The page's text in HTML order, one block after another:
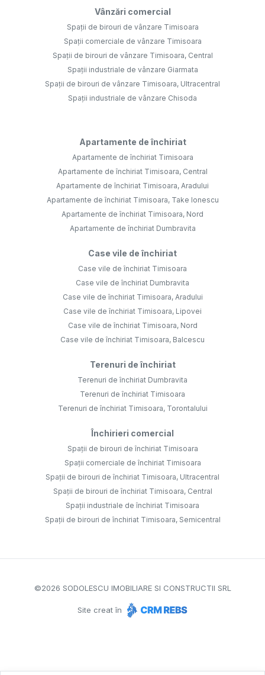
Vânzări comercial
Spații de birouri de vânzare Timisoara
Spații comerciale de vânzare Timisoara
Spații de birouri de vânzare Timisoara, Central
Spații industriale de vânzare Giarmata
Spații de birouri de vânzare Timisoara, Ultracentral
Spații industriale de vânzare Chisoda
Apartamente de închiriat
Apartamente de închiriat Timisoara
Apartamente de închiriat Timisoara, Central
Apartamente de închiriat Timisoara, Aradului
Apartamente de închiriat Timisoara, Take Ionescu
Apartamente de închiriat Timisoara, Nord
Apartamente de închiriat Dumbravita
Case vile de închiriat
Case vile de închiriat Timisoara
Case vile de închiriat Dumbravita
Case vile de închiriat Timisoara, Aradului
Case vile de închiriat Timisoara, Lipovei
Case vile de închiriat Timisoara, Nord
Case vile de închiriat Timisoara, Balcescu
Terenuri de închiriat
Terenuri de închiriat Dumbravita
Terenuri de închiriat Timisoara
Terenuri de închiriat Timisoara, Torontalului
Închirieri comercial
Spații de birouri de închiriat Timisoara
Spații comerciale de închiriat Timisoara
Spații de birouri de închiriat Timisoara, Ultracentral
Spații de birouri de închiriat Timisoara, Central
Spații industriale de închiriat Timisoara
Spații de birouri de închiriat Timisoara, Semicentral
©2026 SODOLESCU IMOBILIARE SI CONSTRUCTII SRL
Site creat în